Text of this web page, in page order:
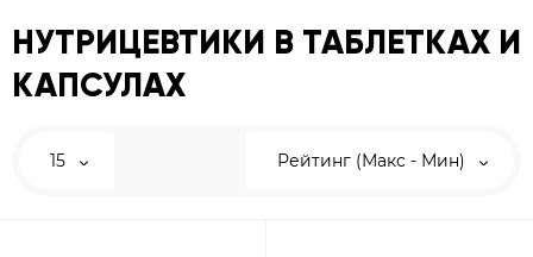
НУТРИЦЕВТИКИ В ТАБЛЕТКАХ И
КАПСУЛАХ
15 Рейтинг (Макс - Мин)